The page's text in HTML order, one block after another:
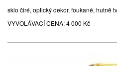
sklo čiré, optický dekor, foukané, hutně
VYVOLÁVACÍ CENA:4 000 Kč